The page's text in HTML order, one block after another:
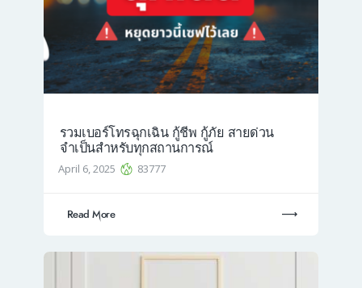
รวมเบอร์โทรฉุกเฉิน กู้ชีพ กู้ภัย สายด่วน
จำเป็นสำหรับทุกสถานการณ์
April 6, 2025 83777
Read More